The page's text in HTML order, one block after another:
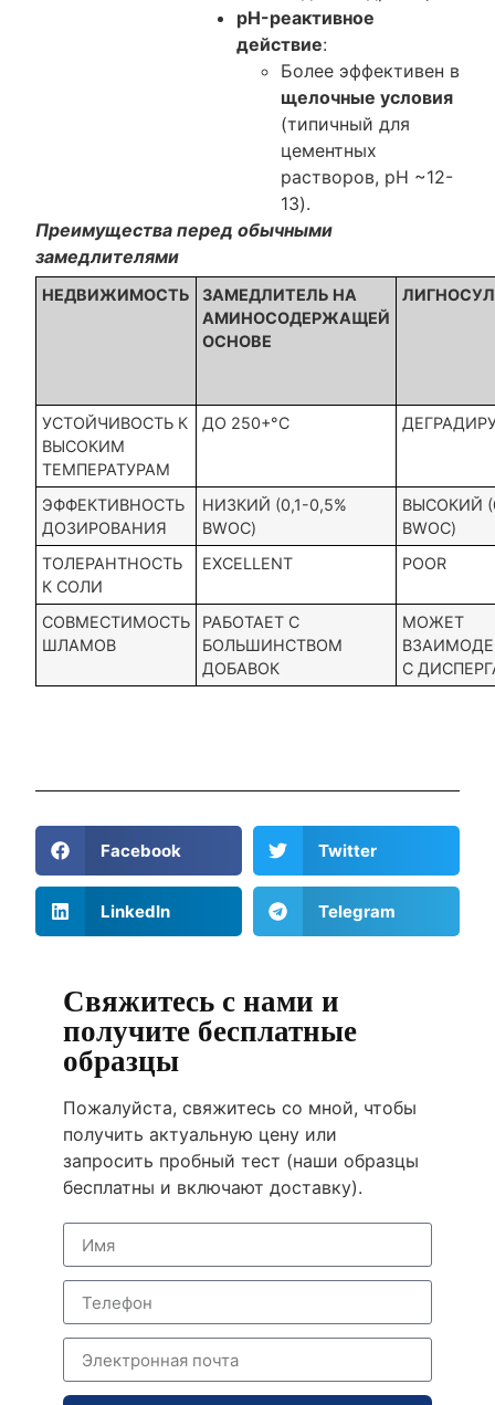
pH-реактивное
действие:
Более эффективен в
щелочные условия
(типичный для
цементных
растворов, pH ~12-
13).
Преимущества перед обычными
замедлителями
НЕДВИЖИМОСТЬ
ЗАМЕДЛИТЕЛЬ НА
АМИНОСОДЕРЖАЩЕЙ
ОСНОВЕ
УСТОЙЧИВОСТЬ К
ВЫСОКИМ
ТЕМПЕРАТУРАМ
ДО 250+°C
ЭФФЕКТИВНОСТЬ
ДОЗИРОВАНИЯ
НИЗКИЙ (0,1-0,5%
BWOC)
ВЫСОКИЙ
BWOC)
ТОЛЕРАНТНОСТЬ
К СОЛИ
EXCELLENT POOR
СОВМЕСТИМОСТЬ
ШЛАМОВ
РАБОТАЕТ С
БОЛЬШИНСТВОМ
ДОБАВОК
МОЖЕТ
С
Facebook Twitter
LinkedIn Telegram
Свяжитесь с нами и
получите бесплатные
образцы
Пожалуйста, свяжитесь со мной, чтобы
получить актуальную цену или
запросить пробный тест (наши образцы
бесплатны и включают доставку).